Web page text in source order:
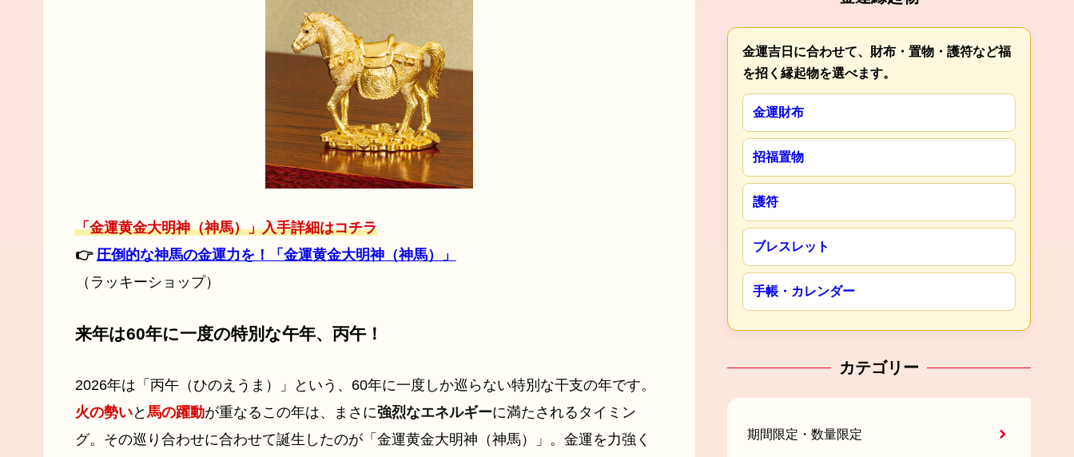
「金運黄金大明神（神馬）」入手詳細はコチラ
👉 圧倒的な神馬の金運力を！「金運黄金大明神（神馬）」
（ラッキーショップ）
来年は60年に一度の特別な午年、丙午！
2026年は「丙午（ひのえうま）」という、60年に一度しか巡らない特別な干支の年です。
火の勢いと 馬の躍動が重なるこの年は、まさに強烈なエネルギーに満たされるタイミン
グ。その巡り合わせに合わせて誕生したのが「金運黄金大明神（神馬）」。金運を力強く
金運吉日に合わせて、財布・置物・護符など福
を招く縁起物を選べます。
金運財布
招福置物
護符
ブレスレット
手帳・カレンダー
カテゴリー
期間限定・数量限定